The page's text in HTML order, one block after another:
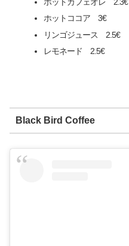
ホットココア 3€
リンゴジュース 2.5€
レモネード 2.5€
Black Bird Coffee